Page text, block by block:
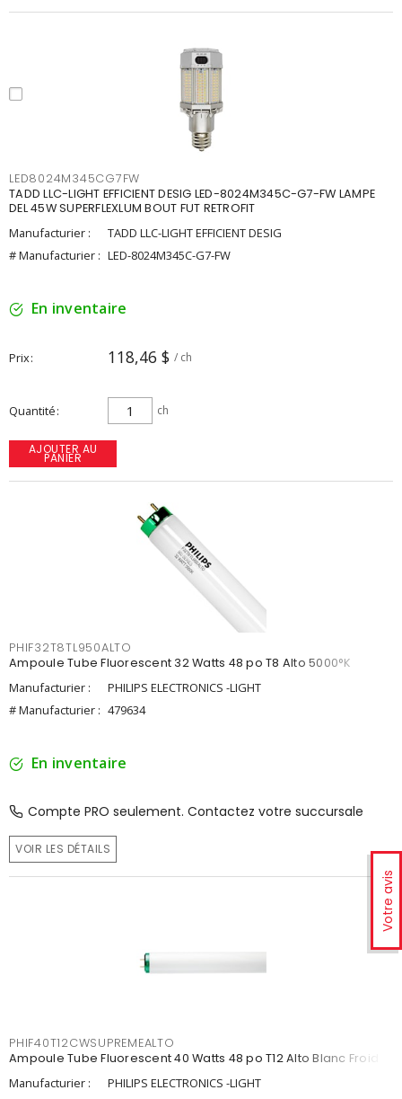
Votre avis
LED8024M345CG7FW
TADD LLC-LIGHT EFFICIENT DESIG LED-8024M345C-G7-FW LAMPE
DEL 45W SUPERFLEXLUM BOUT FUT RETROFIT
Manufacturier :
TADD LLC-LIGHT EFFICIENT DESIG
# Manufacturier : LED-8024M345C-G7-FW
En inventaire
Prix 118,46 $ / ch
Quantité ch
AJOUTER AU
PANIER
PHIF32T8TL950ALTO
Ampoule Tube Fluorescent 32 Watts 48 po T8 Alto 5000°K
Manufacturier :
PHILIPS ELECTRONICS -LIGHT
# Manufacturier : 479634
En inventaire
Compte PRO seulement. Contactez votre succursale
VOIR LES DÉTAILS
PHIF40T12CWSUPREMEALTO
Ampoule Tube Fluorescent 40 Watts 48 po T12 Alto Blanc Froid
Manufacturier :
PHILIPS ELECTRONICS -LIGHT